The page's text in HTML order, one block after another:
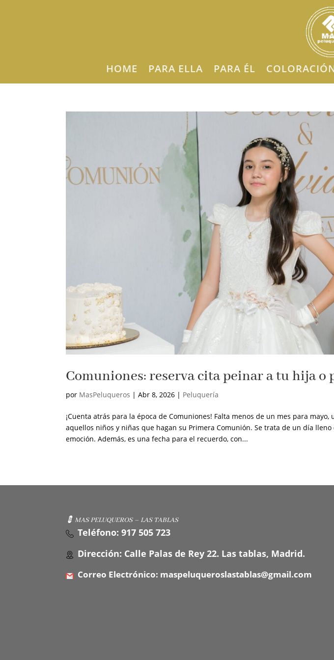
HOME PARA ELLA PARA ÉL
Comuniones: reserva cita peinar a tu hija o
por MasPeluqueros |Abr 8, 2026 | Peluquería
¡Cuenta atrás para la época de Comuniones! Falta menos de un mes para mayo,
aquellos niños y niñas que hagan su Primera Comunión. Se trata de un día lleno
emoción. Además, es una fecha para el recuerdo, con...
💈 MAS PELUQUEROS – LAS TABLAS
Teléfono: 917 505 723
Dirección: Calle Palas de Rey 22. Las tablas, Madrid.
Correo Electrónico: maspeluqueroslastablas@gmail.com